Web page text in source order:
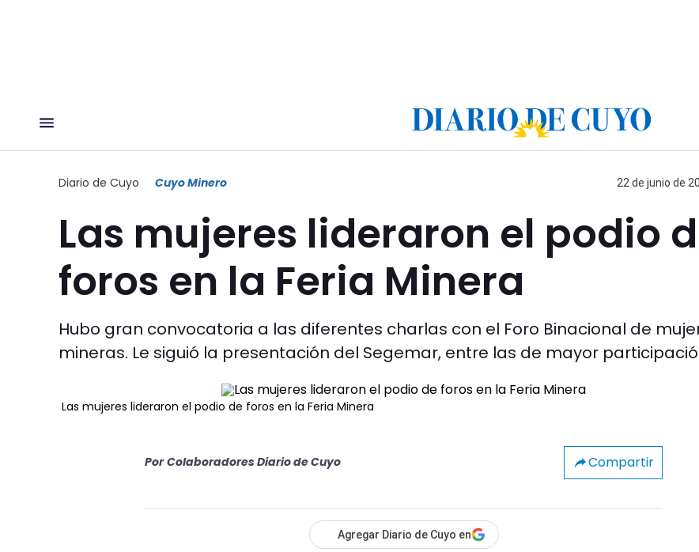
Diario de Cuyo Cuyo Minero 22 de junio de
Las mujeres lideraron el podio
foros en la Feria Minera
Hubo gran convocatoria a las diferentes charlas con el Foro Binacional de
mineras. Le siguió la presentación del Segemar, entre las de mayor
Las mujeres lideraron el podio de foros en la Feria Minera
Por Colaboradores Diario de Cuyo Compartir
Agregar Diario de Cuyo en